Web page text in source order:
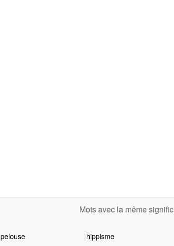
Mots avec la même
pelouse hippisme